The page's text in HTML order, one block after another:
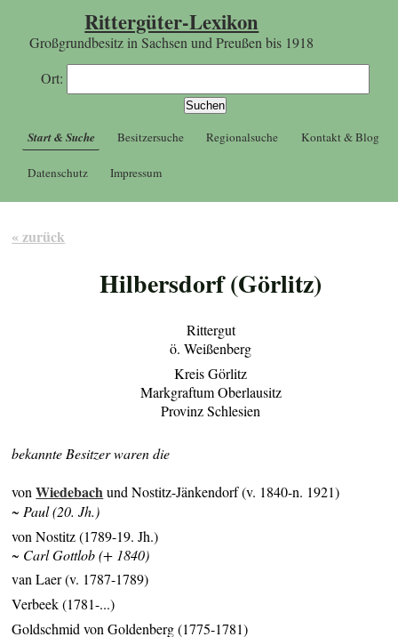
Rittergüter-Lexikon
Großgrundbesitz in Sachsen und Preußen bis 1918
Ort:
Start & Suche Besitzersuche Regionalsuche Kontakt & Blog
Datenschutz Impressum
« zurück
Hilbersdorf (Görlitz)
Rittergut
ö. Weißenberg
Kreis Görlitz
Markgraftum Oberlausitz
Provinz Schlesien
bekannte Besitzer waren die
vonWiedebachund Nostitz-Jänkendorf (v. 1840-n. 1921)
~ Paul (20. Jh.)
von Nostitz (1789-19. Jh.)
~ Carl Gottlob (+ 1840)
van Laer (v. 1787-1789)
Verbeek (1781-...)
Goldschmid von Goldenberg (1775-1781)